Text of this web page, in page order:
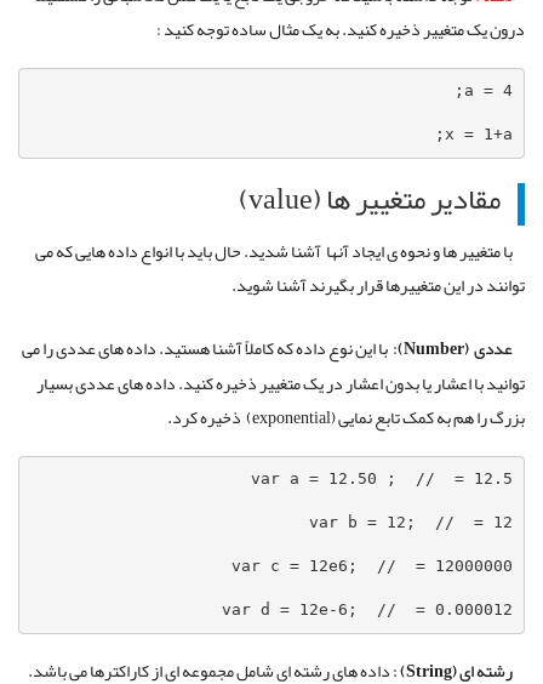
درون یک متغییر ذخیره کنید. به یک مثال ساده توجه کنید :
a = 4;
x = 1+a;
مقادیر متغییر ها (value)
با متغییر ها و نحوه ی ایجاد آنها آشنا شدید. حال باید با انواع داده هایی که می
توانند در این متغییرها قرار بگیرند آشنا شوید.
عددی(Number)
:با این نوع داده که کاملاً آشنا هستید. داده های عددی را می
توانید با اعشار یا بدون اعشار در یک متغییر ذخیره کنید. داده های عددی بسیار
بزرگ را هم به کمک تابع نمایی (exponential) ذخیره کرد.
var a = 12.50 ;  //  = 12.5
var b = 12;  //  = 12
var c = 12e6;  //  = 12000000
var d = 12e-6;  //  = 0.000012
رشته ای (String) :
داده های رشته ای شامل مجموعه ای از کاراکترها می باشد.